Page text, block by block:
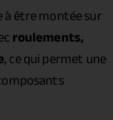
être montée sur
roulements,
, ce qui permet une